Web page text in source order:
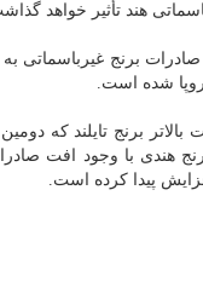
هند تأثیر خواهد
برنج غیرباسماتی
شده است.
بالاتر برنج تایلند كه
هندی با وجود افت
پیدا كرده است.